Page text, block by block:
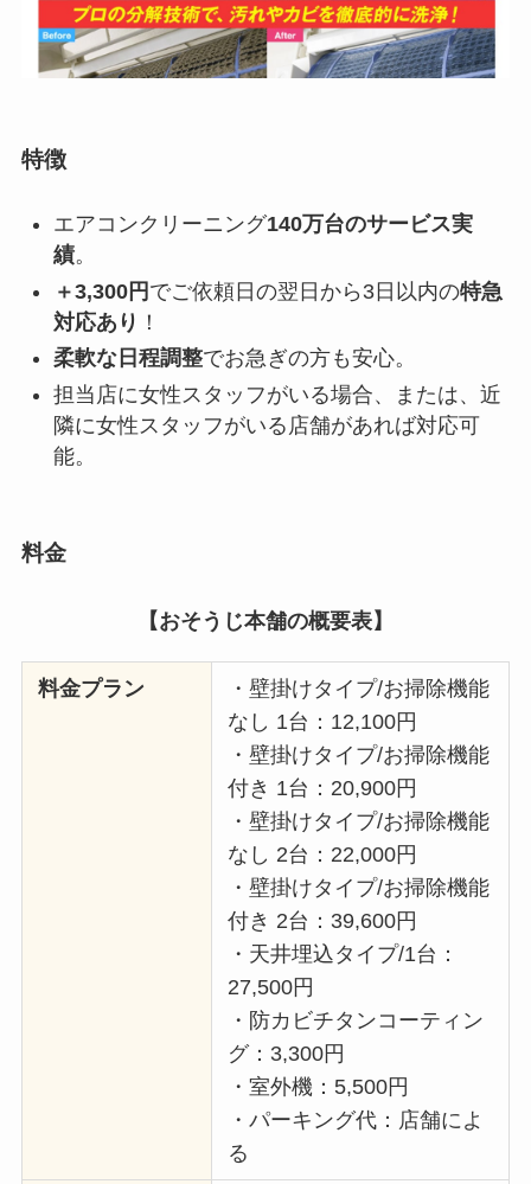
特徴
エアコンクリーニング140万台のサービス実
績。
＋3,300円 でご依頼日の翌日から3日以内の特急
対応あり ！
柔軟な日程調整でお急ぎの方も安心。
担当店に女性スタッフがいる場合、または、近
隣に女性スタッフがいる店舗があれば対応可
能。
料金
【おそうじ本舗の概要表】
料金プラン
・壁掛けタイプ/お掃除機能
なし 1台：12,100円
・壁掛けタイプ/お掃除機能
付き 1台：20,900円
・壁掛けタイプ/お掃除機能
なし 2台：22,000円
・壁掛けタイプ/お掃除機能
付き 2台：39,600円
・天井埋込タイプ/1台：
27,500円
・防カビチタンコーティン
グ：3,300円
・室外機：5,500円
・パーキング代：店舗によ
る